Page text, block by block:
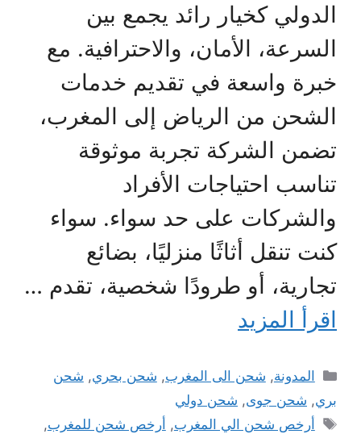
الدولي كخيار رائد يجمع بين
السرعة، الأمان، والاحترافية. مع
خبرة واسعة في تقديم خدمات
الشحن من الرياض إلى المغرب،
تضمن الشركة تجربة موثوقة
تناسب احتياجات الأفراد
والشركات على حد سواء. سواء
كنت تنقل أثاثًا منزليًا، بضائع
تجارية، أو طرودًا شخصية، تقدم …
اقرأ المزيد
التصنيفات
المدونة, شحن الى المغرب, شحن بحري, شحن
بري, شحن جوى, شحن دولي
الوسوم
أرخص شحن الي المغرب, أرخص شحن للمغرب,